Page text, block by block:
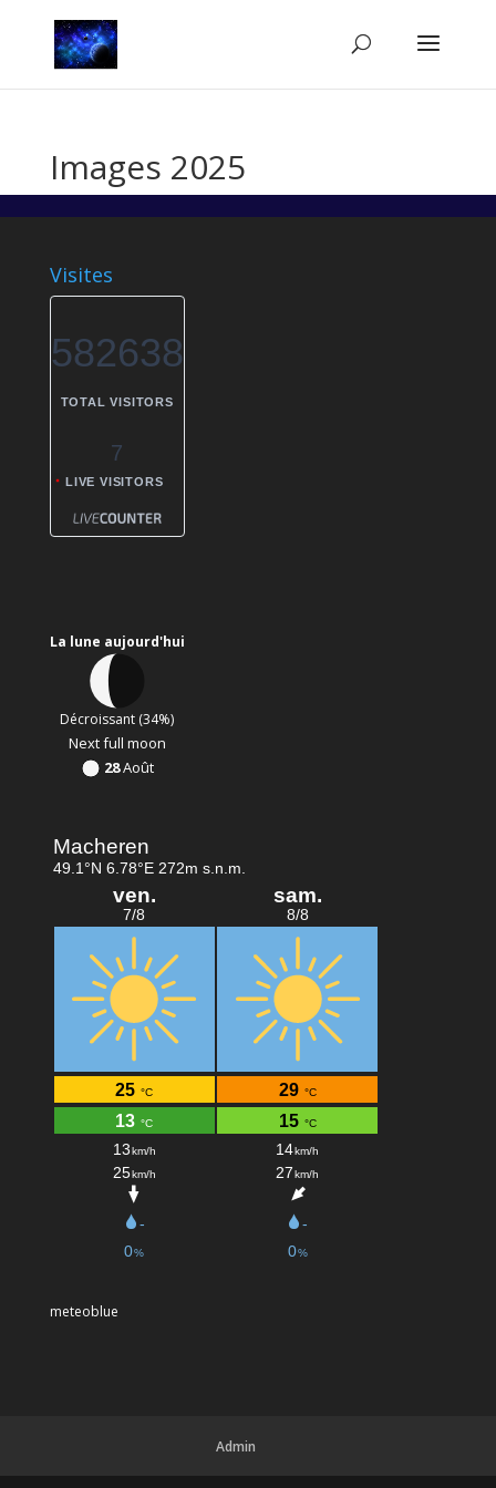
Images 2025
Visites
582638
TOTAL VISITORS
7
LIVE VISITORS
La lune aujourd'hui
Décroissant (34%)
Next full moon
28Août
meteoblue
Admin